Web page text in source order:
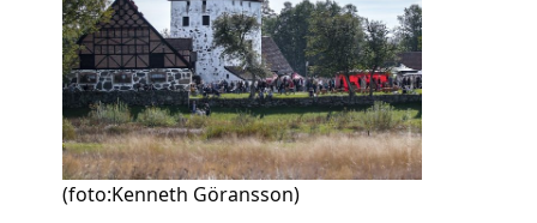
(foto:Kenneth Göransson)